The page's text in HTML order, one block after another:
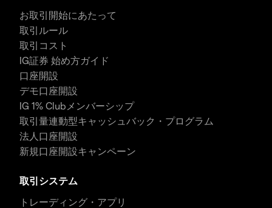
お取引開始にあたって
取引ルール
取引コスト
IG証券 始め方ガイド
口座開設
デモ口座開設
IG 1% Clubメンバーシップ
取引量連動型キャッシュバック・プログラム
法人口座開設
新規口座開設キャンペーン
取引システム
トレーディング・アプリ